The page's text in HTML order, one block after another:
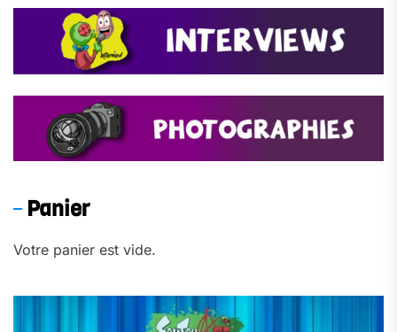
Panier
Votre panier est vide.